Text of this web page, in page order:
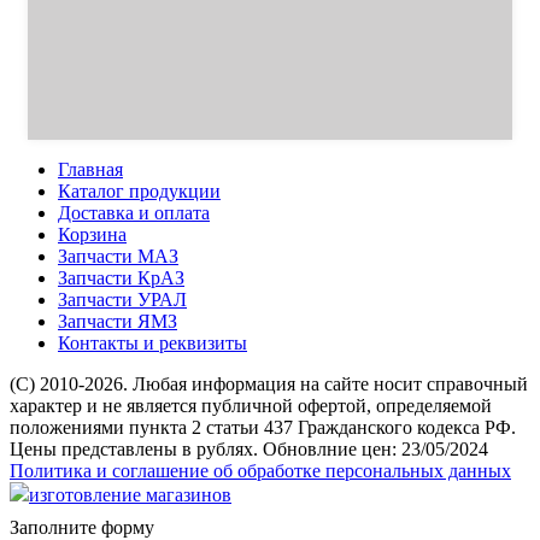
Главная
Каталог продукции
Доставка и оплата
Корзина
Запчасти МАЗ
Запчасти КрАЗ
Запчасти УРАЛ
Запчасти ЯМЗ
Контакты и реквизиты
(C) 2010-2026. Любая информация на сайте носит справочный
характер и не является публичной офертой, определяемой
положениями пункта 2 статьи 437 Гражданского кодекса РФ.
Цены представлены в рублях. Обновлние цен: 23/05/2024
Политика и соглашение об обработке персональных данных
изготовление магазинов
Заполните форму